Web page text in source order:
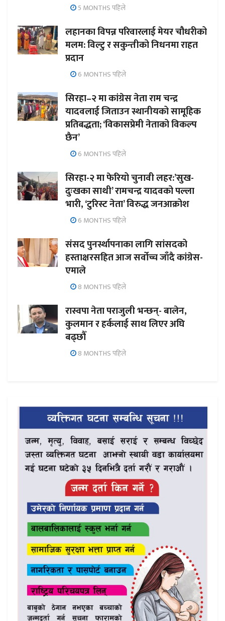
5 MONTHS पहिले
लहानका विपन्न परिवारलाई मेयर चौधरीको
मलम: विल्टु र सकुन्तीको निधनमा राहत
प्रदान
6 MONTHS पहिले
सिरहा–२ मा कांग्रेस नेता राम चन्द्र
यादवलाई जिताउन स्थानीयको सामूहिक
प्रतिबद्धता; ‘विकासप्रेमी नेताको विकल्प
छैन’
6 MONTHS पहिले
सिरहा-२ मा फेरियो चुनावी लहर:’सुख-
दुःखका साथी’ रामचन्द्र यादवको पल्ला
भारी, ‘टुरिस्ट नेता’ विरुद्ध जनआक्रोश
6 MONTHS पहिले
संसद पुनर्स्थापनाका लागि सांसदको
हस्ताक्षरसहित आज सर्वोच्च जाँदै कांग्रेस-
एमाले
8 MONTHS पहिले
रास्वपा नेता पराजुली भन्छन्- बालेन,
कुलमान र हर्कलाई साथ लिएर अघि
बढ्छौँ
8 MONTHS पहिले